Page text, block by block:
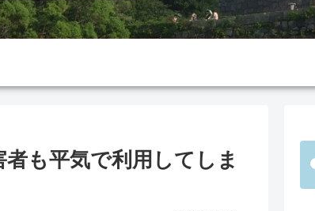
も平気で利用してしま